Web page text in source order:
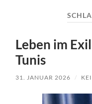
Leben im
Tunis
31. JANUAR 2026 /